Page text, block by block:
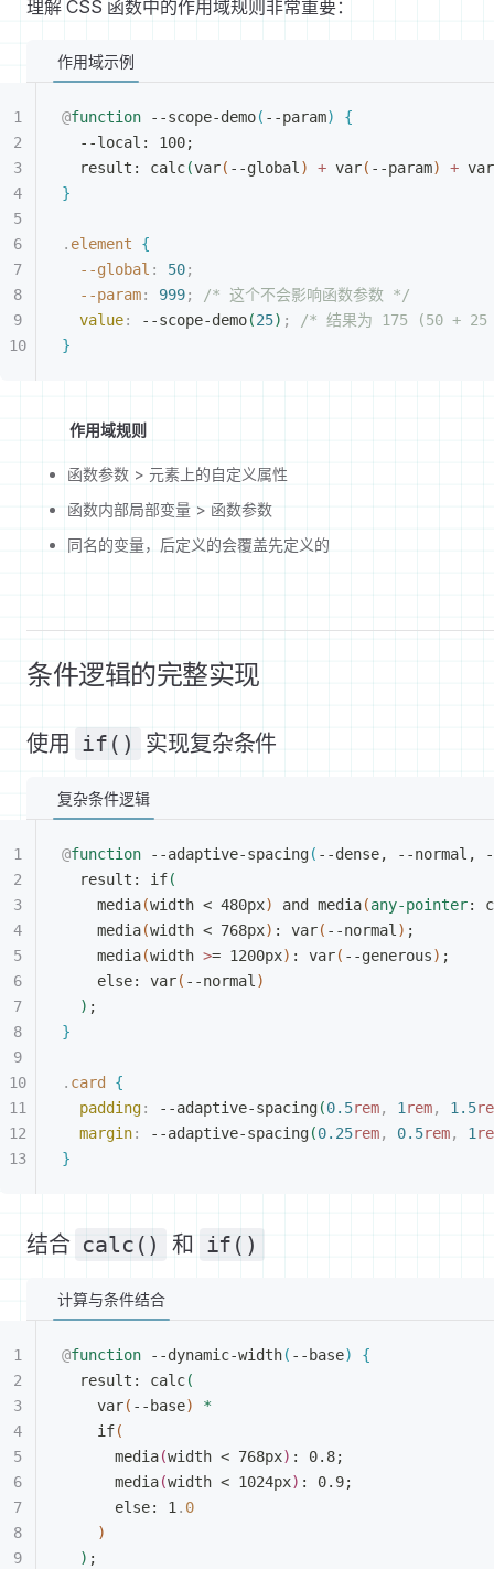
理解 CSS 函数中的作用域规则非常重要：
作用域示例
@function --scope-demo( --param)
{
--local: 100;
result: calc(var( --global ) + var( --param) + var
}
. element
{
--global : 50;
--param: 999;
/* 这个不会影响函数参数 */
value: --scope-demo(25) ;
/* 结果为 175 (50 +
}
作用域规则
函数参数 > 元素上的自定义属性
函数内部局部变量 > 函数参数
同名的变量，后定义的会覆盖先定义的
条件逻辑的完整实现
使用 if() 实现复杂条件
复杂条件逻辑
@function --adaptive-spacing( --dense, --normal,
result: if(
media(width < 480px) and media(any-pointer:
media(width < 768px) : var( --normal ) ;
media(width >= 1200px) : var( --generous) ;
else: var( --normal )
) ;
}
. card
{
padding: --adaptive-spacing(0.5rem, 1 rem, 1.5
margin: --adaptive-spacing(0.25rem, 0.5rem, 1
}
结合 calc() 和 if()
计算与条件结合
@function --dynamic-width( --base)
{
result: calc(
var( --base)
*
if(
media(width < 768px) : 0.8;
media(width < 1024px) : 0.9;
else: 1 . 0
)
) ;